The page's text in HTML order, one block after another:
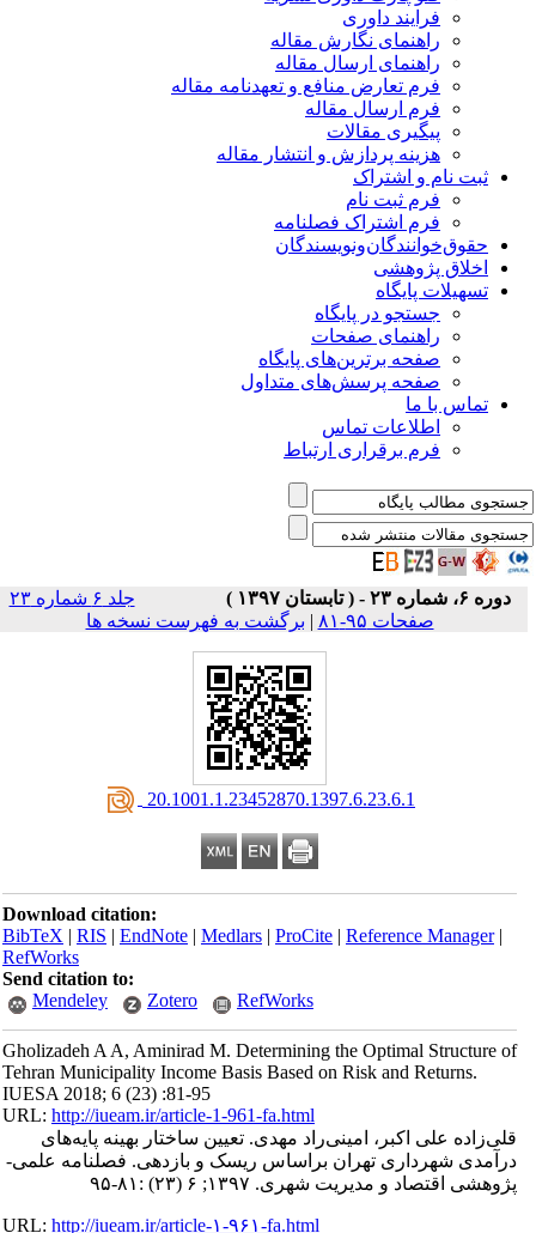
فرایند داوری
راهنمای نگارش مقاله
راهنمای ارسال مقاله
فرم تعارض منافع و تعهدنامه مقاله
فرم ارسال مقاله
پیگیری مقالات
هزینه پردازش و انتشار مقاله
ثبت نام و اشتراک
فرم ثبت نام
فرم اشتراک فصلنامه
حقوق‌خوانندگان‌و‌نویسندگان
اخلاق پژوهشی
تسهیلات پایگاه
جستجو در پایگاه
راهنمای صفحات
صفحه برترین‌های پایگاه
صفحه پرسش‌های متداول
تماس با ما
اطلاعات تماس
فرم برقراری ارتباط
دوره ۶، شماره ۲۳ - ( تابستان ۱۳۹۷ )
جلد ۶ شماره ۲۳
صفحات ۹۵-۸۱
| برگشت به فهرست نسخه ها
‎ 20.1001.1.23452870.1397.6.23.6.1
Download citation:
BibTeX|RIS|EndNote|Medlars|ProCite|Reference Manager
RefWorks
Send citation to:
Mendeley
Zotero RefWorks
Gholizadeh A A, Aminirad M. Determining the Optimal Structure of
Tehran Municipality Income Basis Based on Risk and Returns.
IUESA 2018; 6 (23) :81-95
URL:http://iueam.ir/article-1-961-fa.html
قلی‌زاده علی اکبر، امینی‌راد مهدی. تعیین ساختار بهینه پایه‌های
درآمدی شهرداری تهران براساس ریسک و بازدهی. فصلنامه علمی-
پژوهشی اقتصاد و مدیریت شهری. ۱۳۹۷; ۶ (۲۳) :۸۱-۹۵
URL:http://iueam.ir/article-۱-۹۶۱-fa.html